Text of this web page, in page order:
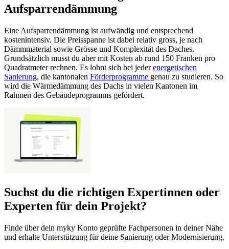
Aufsparrendämmung
Eine Aufsparrendämmung ist aufwändig und entsprechend
kostenintensiv. Die Preisspanne ist dabei relativ gross, je nach
Dämmmaterial sowie Grösse und Komplexität des Daches.
Grundsätzlich musst du aber mit Kosten ab rund 150 Franken pro
Quadratmeter rechnen. Es lohnt sich bei jederenergetischen
Sanierung, die kantonalen Förderprogramme genau zu studieren. So
wird die Wärmedämmung des Dachs in vielen Kantonen im
Rahmen des Gebäudeprogramms gefördert.
Suchst du die richtigen Expertinnen oder
Experten für dein Projekt?
Finde über dein myky Konto geprüfte Fachpersonen in deiner Nähe
und erhalte Unterstützung für deine Sanierung oder Modernisierung.